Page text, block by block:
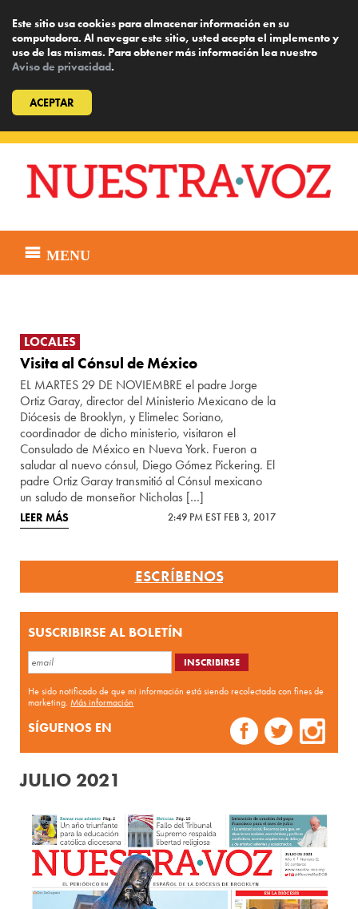
Este sitio usa cookies para almacenar información en su
computadora. Al navegar este sitio, usted acepta el implemento y
uso de las mismas. Para obtener más información lea nuestro
Aviso de privacidad.
ACEPTAR
content
MENU
LOCALES
Visita al Cónsul de México
EL MARTES 29 DE NOVIEMBRE el padre Jorge
Ortiz Garay, director del Ministerio Mexicano de la
Diócesis de Brooklyn, y Elimelec Soriano,
coordinador de dicho ministerio, visitaron el
Consulado de México en Nueva York. Fueron a
saludar al nuevo cónsul, Diego Gómez Pickering. El
padre Ortiz Garay transmitió al Cónsul mexicano
un saludo de monseñor Nicholas […]
LEER MÁS 2:49 PM EST FEB 3, 2017
ESCRÍBENOS
SUSCRIBIRSE AL BOLETÍN
He sido notificado de que mi información está siendo recolectada con fines de
marketing.Más información
SÍGUENOS EN
JULIO 2021